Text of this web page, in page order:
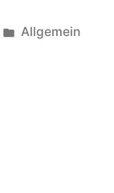
Allgemein